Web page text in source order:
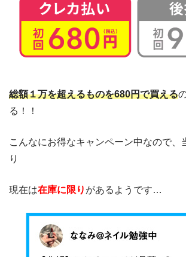
総額１万を超えるものを680円で買える
る！！
こんなにお得なキャンペーン中なので、
り
現在は在庫に限り があるようです…